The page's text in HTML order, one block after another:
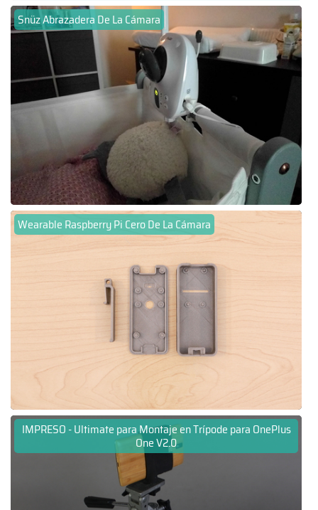
Snüz Abrazadera De La Cámara
Wearable Raspberry Pi Cero De La Cámara
IMPRESO - Ultimate para Montaje en Trípode para OnePlus
One V2.0